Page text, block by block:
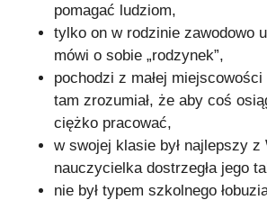
pomagać ludziom,
tylko on w rodzinie zawodowo
mówi o sobie „rodzynek”,
pochodzi z małej
tam zrozumiał, że aby coś
ciężko pracować,
w swojej klasie był najlepszy z
nauczycielka dostrzegła jego
nie był typem szkolnego